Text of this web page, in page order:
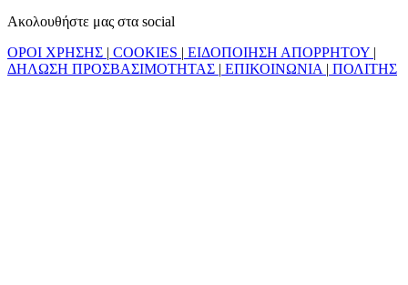
Ακολουθήστε μας στα social
ΟΡΟΙ ΧΡΗΣΗΣ | COOKIES | ΕΙΔΟΠΟΙΗΣΗ ΑΠΟΡΡΗΤΟΥ |
ΔΗΛΩΣΗ ΠΡΟΣΒΑΣΙΜΟΤΗΤΑΣ | ΕΠΙΚΟΙΝΩΝΙΑ | ΠΟΛΙΤΗΣ